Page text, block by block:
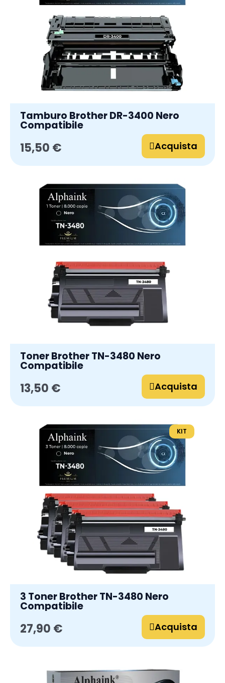
Tamburo Brother DR-3400 Nero
Compatibile
15,50 € Acquista
Toner Brother TN-3480 Nero
Compatibile
13,50 € Acquista
KIT
3 Toner Brother TN-3480 Nero
Compatibile
27,90 € Acquista